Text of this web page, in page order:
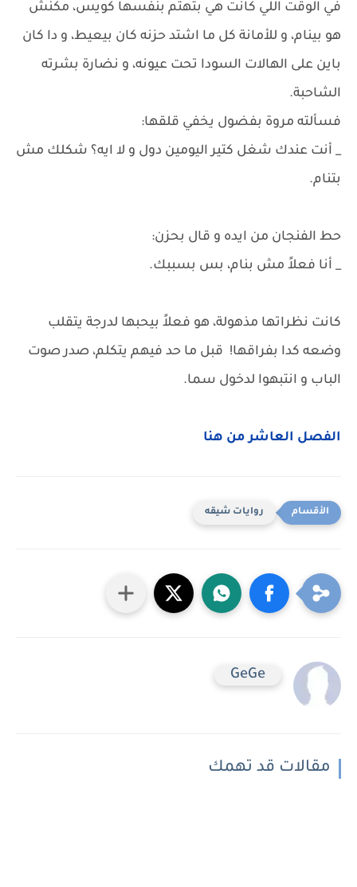
في الوقت اللي كانت هي بتهتم بنفسها كويس، مكنش
هو بينام، و للأمانة كل ما اشتد حزنه كان بيعيط، و دا كان
باين على الهالات السودا تحت عيونه، و نضارة بشرته
الشاحبة.
فسألته مروة بفضول يخفي قلقها:
_ أنت عندك شغل كتير اليومين دول و لا ايه؟ شكلك مش
بتنام.
حط الفنجان من ايده و قال بحزن:
_ أنا فعلاً مش بنام، بس بسببك.
كانت نظراتها مذهولة، هو فعلاً بيحبها لدرجة يتقلب
وضعه كدا بفراقها! قبل ما حد فيهم يتكلم، صدر صوت
الباب و انتبهوا لدخول سما.
الفصل العاشر من هنا
روايات شيقه
GeGe
مقالات قد تهمك